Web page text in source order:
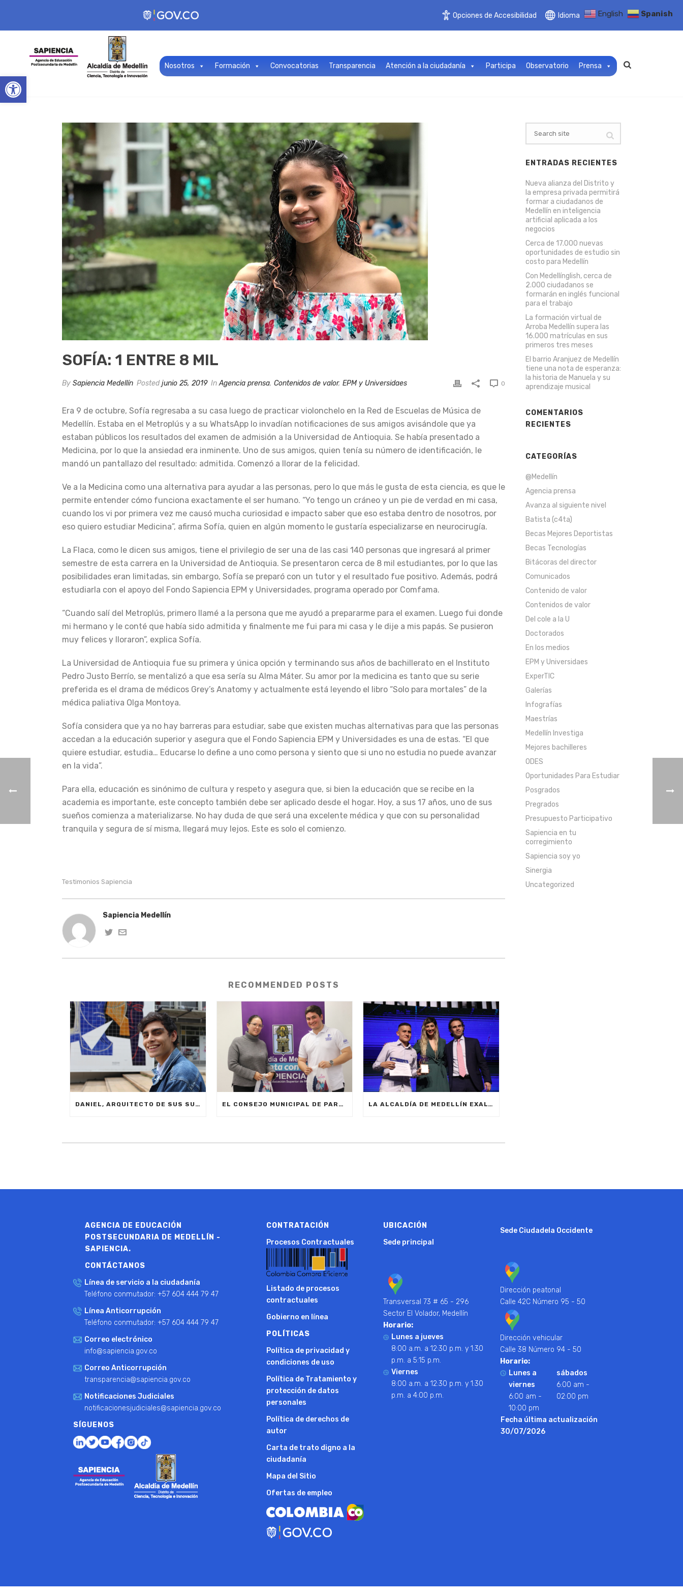
Open toolbar
Opciones de Accesibilidad Idioma
Nosotros Formación Convocatorias Transparencia Atención a la ciudadanía Participa Observatorio Prensa
SOFÍA: 1 ENTRE 8 MIL
By Sapiencia Medellín Postedjunio 25, 2019 InAgencia prensa, Contenidos de valor, EPM y Universidaes 0
Era 9 de octubre, Sofía regresaba a su casa luego de practicar violonchelo en la Red de Escuelas de Música de
Medellín. Estaba en el Metroplús y a su WhatsApp lo invadían notificaciones de sus amigos avisándole que ya
estaban públicos los resultados del examen de admisión a la Universidad de Antioquia. Se había presentado a
Medicina, por lo que la ansiedad era inminente. Uno de sus amigos, quien tenía su número de identificación, le
mandó un pantallazo del resultado: admitida. Comenzó a llorar de la felicidad.
Ve a la Medicina como una alternativa para ayudar a las personas, pero lo que más le gusta de esta ciencia, es que le
permite entender cómo funciona exactamente el ser humano. “Yo tengo un cráneo y un pie de verdad en mi casa,
cuando los vi por primera vez me causó mucha curiosidad e impacto saber que eso estaba dentro de nosotros, por
eso quiero estudiar Medicina”, afirma Sofía, quien en algún momento le gustaría especializarse en neurocirugía.
La Flaca, como le dicen sus amigos, tiene el privilegio de ser una de las casi 140 personas que ingresará al primer
semestre de esta carrera en la Universidad de Antioquia. Se presentaron cerca de 8 mil estudiantes, por lo que las
posibilidades eran limitadas, sin embargo, Sofía se preparó con un tutor y el resultado fue positivo. Además, podrá
estudiarla con el apoyo del Fondo Sapiencia EPM y Universidades, programa operado por Comfama.
“Cuando salí del Metroplús, primero llamé a la persona que me ayudó a prepararme para el examen. Luego fui donde
mi hermano y le conté que había sido admitida y finalmente me fui para mi casa y le dije a mis papás. Se pusieron
muy felices y lloraron”, explica Sofía.
La Universidad de Antioquia fue su primera y única opción y terminando sus años de bachillerato en el Instituto
Pedro Justo Berrío, se mentalizó a que esa sería su Alma Máter. Su amor por la medicina es tanto que su serie
preferida es el drama de médicos Grey’s Anatomy y actualmente está leyendo el libro “Solo para mortales” de la
médica paliativa Olga Montoya.
Sofía considera que ya no hay barreras para estudiar, sabe que existen muchas alternativas para que las personas
accedan a la educación superior y asegura que el Fondo Sapiencia EPM y Universidades es una de estas. “El que
quiere estudiar, estudia… Educarse lo define a uno como persona y siento que si uno no estudia no puede avanzar
en la vida”.
Para ella, educación es sinónimo de cultura y respeto y asegura que, si bien la educación que se recibe en la
academia es importante, este concepto también debe ser aplicado desde el hogar. Hoy, a sus 17 años, uno de sus
sueños comienza a materializarse. No hay duda de que será una excelente médica y que con su personalidad
tranquila y segura de sí misma, llegará muy lejos. Este es solo el comienzo.
Testimonios Sapiencia
Sapiencia Medellín
RECOMMENDED POSTS
DANIEL, ARQUITECTO DE SUS SUEÑOS EL CONSEJO MUNICIPAL DE PARTICIPACIÓN CIUDADANA TIENE NUEVO REPRESENTANTE ESTUDIANTIL UNIVERSITARIO LA ALCALDÍA DE MEDELLÍN EXALTÓ A INVESTIGADORES QUE REVOLUCIONAN EL CONOCIMIENTO EN LA CIUDAD
ENTRADAS RECIENTES
Nueva alianza del Distrito y
la empresa privada permitirá
formar a ciudadanos de
Medellín en inteligencia
artificial aplicada a los
negocios
Cerca de 17.000 nuevas
oportunidades de estudio sin
costo para Medellín
Con Medellínglish, cerca de
2.000 ciudadanos se
formarán en inglés funcional
para el trabajo
La formación virtual de
Arroba Medellín supera las
16.000 matrículas en sus
primeros tres meses
El barrio Aranjuez de Medellín
tiene una nota de esperanza:
la historia de Manuela y su
aprendizaje musical
COMENTARIOS
RECIENTES
CATEGORÍAS
@Medellín
Agencia prensa
Avanza al siguiente nivel
Batista (c4ta)
Becas Mejores Deportistas
Becas Tecnologías
Bitácoras del director
Comunicados
Contenido de valor
Contenidos de valor
Del cole a la U
Doctorados
En los medios
EPM y Universidaes
ExperTIC
Galerías
Infografías
Maestrías
Medellín Investiga
Mejores bachilleres
ODES
Oportunidades Para Estudiar
Posgrados
Pregrados
Presupuesto Participativo
Sapiencia en tu
corregimiento
Sapiencia soy yo
Sinergia
Uncategorized
AGENCIA DE EDUCACIÓN
POSTSECUNDARIA DE MEDELLÍN -
SAPIENCIA.
CONTÁCTANOS
Línea de servicio a la ciudadanía
Teléfono conmutador: +57 604 444 79 47
Línea Anticorrupción
Teléfono conmutador: +57 604 444 79 47
Correo electrónico
info@sapiencia.gov.co
Correo Anticorrupción
transparencia@sapiencia.gov.co
Notificaciones Judiciales
notificacionesjudiciales@sapiencia.gov.co
SÍGUENOS
CONTRATACIÓN
Procesos Contractuales
Listado de procesos
contractuales
Gobierno en línea
POLÍTICAS
Política de privacidad y
condiciones de uso
Política de Tratamiento y
protección de datos
personales
Política de derechos de
autor
Carta de trato digno a la
ciudadanía
Mapa del Sitio
Ofertas de empleo
UBICACIÓN
Sede principal
Transversal 73 # 65 - 296
Sector El Volador, Medellín
Horario:
Lunes a jueves
8:00 a.m. a 12:30 p.m. y 1:30
p.m. a 5:15 p.m.
Viernes
8:00 a.m. a 12:30 p.m. y 1:30
p.m. a 4:00 p.m.
Sede Ciudadela Occidente
Dirección peatonal
Calle 42C Número 95 - 50
Dirección vehicular
Calle 38 Número 94 - 50
Horario:
Lunes a
viernes
6:00 am -
10:00 pm
sábados
6:00 am -
02:00 pm
Fecha última actualización
30/07/2026
English Spanish